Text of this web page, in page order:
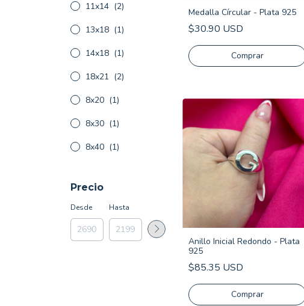
11x14 (2)
13x18 (1)
14x18 (1)
18x21 (2)
8x20 (1)
8x30 (1)
8x40 (1)
Precio
Desde Hasta
Medalla Círcular - Plata 925
$30.90 USD
Comprar
Anillo Inicial Redondo - Plata
925
$85.35 USD
Comprar